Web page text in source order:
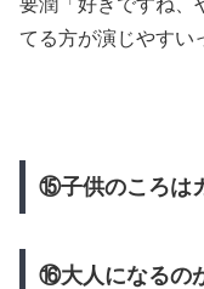
要潤「好きですね、
てる方が演じやすい
⑮子供のころは
⑯大人になるの